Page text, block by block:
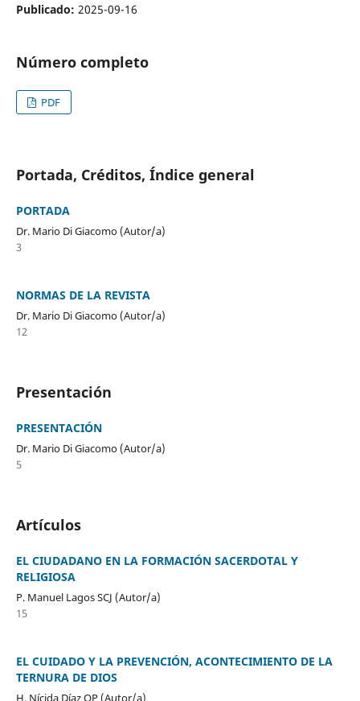
Publicado: 2025-09-16
Número completo
PDF
Portada, Créditos, Índice general
PORTADA
Dr. Mario Di Giacomo (Autor/a)
3
NORMAS DE LA REVISTA
Dr. Mario Di Giacomo (Autor/a)
12
Presentación
PRESENTACIÓN
Dr. Mario Di Giacomo (Autor/a)
5
Artículos
EL CIUDADANO EN LA FORMACIÓN SACERDOTAL Y
RELIGIOSA
P. Manuel Lagos SCJ (Autor/a)
15
EL CUIDADO Y LA PREVENCIÓN, ACONTECIMIENTO DE LA
TERNURA DE DIOS
H. Nícida Díaz OP (Autor/a)